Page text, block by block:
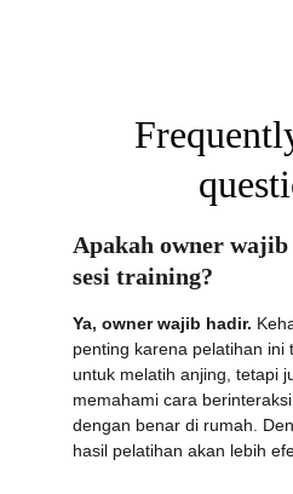
Apakah owner
sesi training?
Ya, owner wajib hadir.
penting karena pelatihan ini
untuk melatih anjing, tetapi
memahami cara
dengan benar di rumah.
hasil pelatihan akan lebih